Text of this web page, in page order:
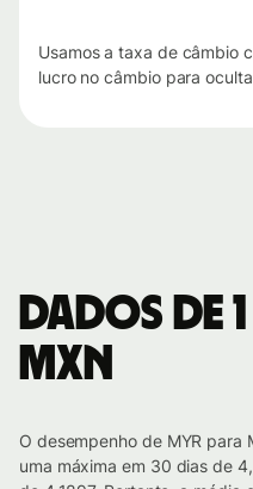
Usamos a taxa de câmbio
lucro no câmbio para
Dados de
MXN
O desempenho de MYR para
uma máxima em 30 dias de